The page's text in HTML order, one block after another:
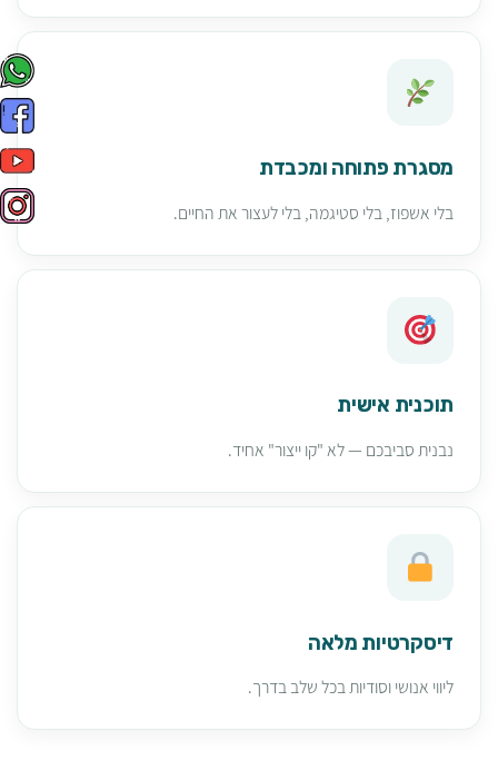
מסגרת פתוחה ומכבדת
בלי אשפוז, בלי סטיגמה, בלי לעצור את החיים.
תוכנית אישית
נבנית סביבכם — לא "קו ייצור" אחיד.
דיסקרטיות מלאה
ליווי אנושי וסודיות בכל שלב בדרך.